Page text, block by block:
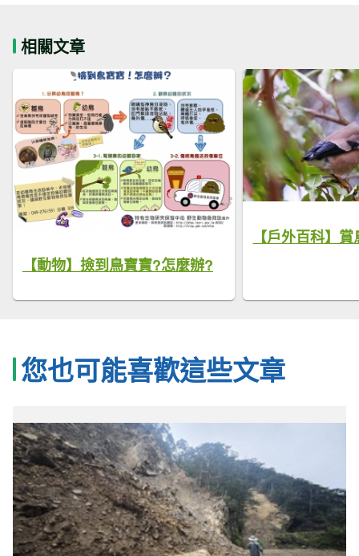
相關文章
【動物】撿到鳥寶寶?怎麼辦?
【戶外百科】
您也可能喜歡這些文章